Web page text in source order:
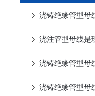
浇铸绝缘管型母